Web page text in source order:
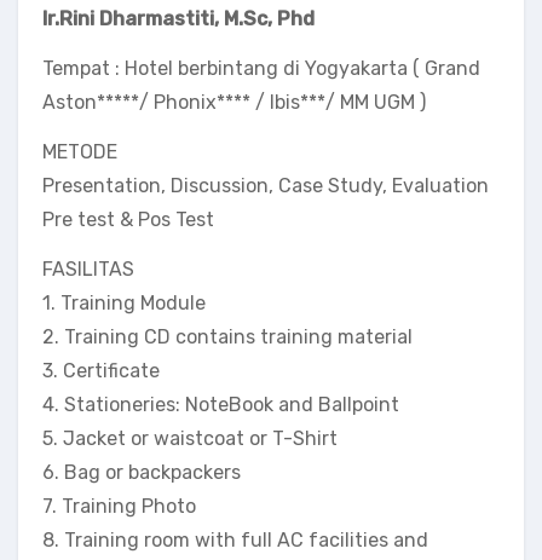
Ir.Rini Dharmastiti, M.Sc, Phd
Tempat : Hotel berbintang di Yogyakarta ( Grand
Aston*****/ Phonix**** / Ibis***/ MM UGM )
METODE
Presentation, Discussion, Case Study, Evaluation
Pre test & Pos Test
FASILITAS
1. Training Module
2. Training CD contains training material
3. Certificate
4. Stationeries: NoteBook and Ballpoint
5. Jacket or waistcoat or T-Shirt
6. Bag or backpackers
7. Training Photo
8. Training room with full AC facilities and